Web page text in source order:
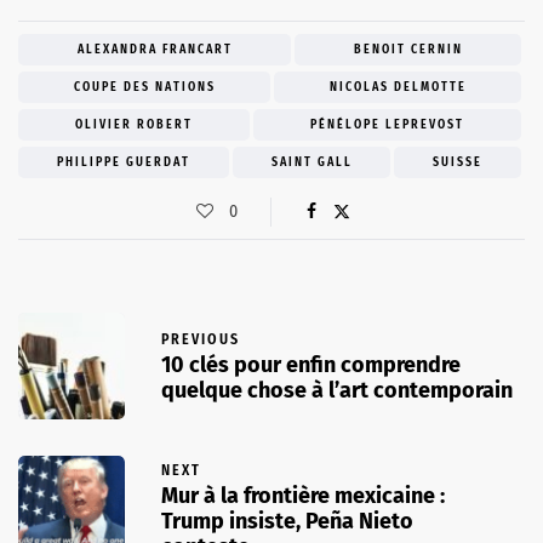
ALEXANDRA FRANCART BENOIT CERNIN
COUPE DES NATIONS NICOLAS DELMOTTE
OLIVIER ROBERT PÉNÉLOPE LEPREVOST
PHILIPPE GUERDAT SAINT GALL SUISSE
0
PREVIOUS
10 clés pour enfin comprendre
quelque chose à l’art contemporain
NEXT
Mur à la frontière mexicaine :
Trump insiste, Peña Nieto